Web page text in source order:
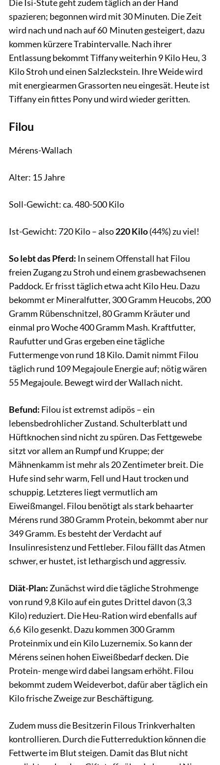
Die Isi-Stute geht zudem täglich an der Hand
spazieren; begonnen wird mit 30 Minuten. Die Zeit
wird nach und nach auf 60 Minuten gesteigert, dazu
kommen kürzere Trabintervalle. Nach ihrer
Entlassung bekommt Tiffany weiterhin 9 Kilo Heu, 3
Kilo Stroh und einen Salzleckstein. Ihre Weide wird
mit energiearmen Grassorten neu eingesät. Heute ist
Tiffany ein fittes Pony und wird wieder geritten.
Filou
Mérens-Wallach
Alter: 15 Jahre
Soll-Gewicht: ca. 480-500 Kilo
Ist-Gewicht: 720 Kilo – also220 Kilo(44%) zu viel!
So lebt das Pferd: In seinem Offenstall hat Filou
freien Zugang zu Stroh und einem grasbewachsenen
Paddock. Er frisst täglich etwa acht Kilo Heu. Dazu
bekommt er Mineralfutter, 300 Gramm Heucobs, 200
Gramm Rübenschnitzel, 80 Gramm Kräuter und
einmal pro Woche 400 Gramm Mash. Kraftfutter,
Raufutter und Gras ergeben eine tägliche
Futtermenge von rund 18 Kilo. Damit nimmt Filou
täglich rund 109 Megajoule Energie auf; nötig wären
55 Megajoule. Bewegt wird der Wallach nicht.
Befund: Filou ist extremst adipös – ein
lebensbedrohlicher Zustand. Schulterblatt und
Hüftknochen sind nicht zu spüren. Das Fettgewebe
sitzt vor allem an Rumpf und Kruppe; der
Mähnenkamm ist mehr als 20 Zentimeter breit. Die
Hufe sind sehr warm, Fell und Haut trocken und
schuppig. Letzteres liegt vermutlich am
Eiweißmangel. Filou benötigt als stark behaarter
Mérens rund 380 Gramm Protein, bekommt aber nur
349 Gramm. Es besteht der Verdacht auf
Insulinresistenz und Fettleber. Filou fällt das Atmen
schwer, er hustet, ist lethargisch und aggressiv.
Diät-Plan: Zunächst wird die tägliche Strohmenge
von rund 9,8 Kilo auf ein gutes Drittel davon (3,3
Kilo) reduziert. Die Heu-Ration wird ebenfalls auf
6,6 Kilo gesenkt. Dazu kommen 300 Gramm
Proteinmix und ein Kilo Luzernemix. So kann der
Mérens seinen hohen Eiweißbedarf decken. Die
Protein- menge wird dabei langsam erhöht. Filou
bekommt zudem Weideverbot, dafür aber täglich ein
Kilo frische Zweige zur Beschäftigung.
Zudem muss die Besitzerin Filous Trinkverhalten
kontrollieren. Durch die Futterreduktion können die
Fettwerte im Blut steigen. Damit das Blut nicht